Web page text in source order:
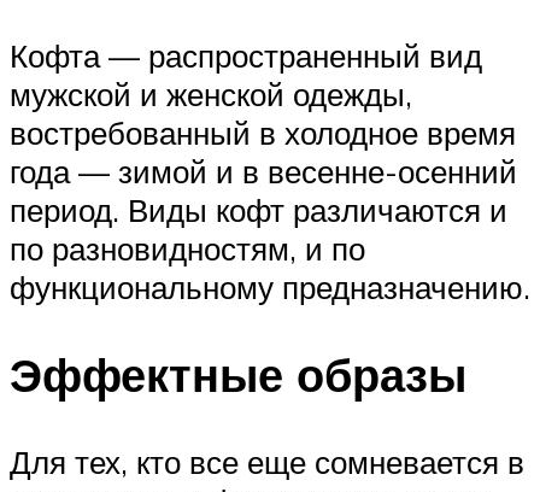
Кофта — распространенный вид
мужской и женской одежды,
востребованный в холодное время
года — зимой и в весенне-осенний
период. Виды кофт различаются и
по разновидностям, и по
функциональному предназначению.
Эффектные образы
Для тех, кто все еще сомневается в